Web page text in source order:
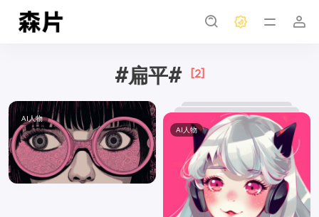
#扁平# [2]
AI人物
AI人物